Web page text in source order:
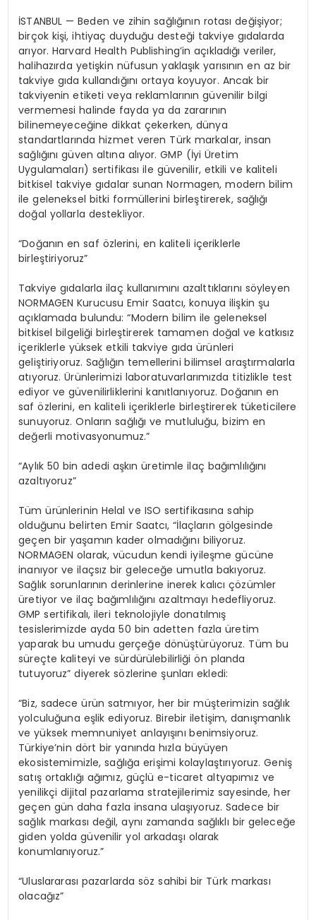
İSTANBUL — Beden ve zihin sağlığının rotası değişiyor;
birçok kişi, ihtiyaç duyduğu desteği takviye gıdalarda
arıyor. Harvard Health Publishing’in açıkladığı veriler,
halihazırda yetişkin nüfusun yaklaşık yarısının en az bir
takviye gıda kullandığını ortaya koyuyor. Ancak bir
takviyenin etiketi veya reklamlarının güvenilir bilgi
vermemesi halinde fayda ya da zararının
bilinemeyeceğine dikkat çekerken, dünya
standartlarında hizmet veren Türk markalar, insan
sağlığını güven altına alıyor. GMP (İyi Üretim
Uygulamaları) sertifikası ile güvenilir, etkili ve kaliteli
bitkisel takviye gıdalar sunan Normagen, modern bilim
ile geleneksel bitki formüllerini birleştirerek, sağlığı
doğal yollarla destekliyor.
“Doğanın en saf özlerini, en kaliteli içeriklerle
birleştiriyoruz”
Takviye gıdalarla ilaç kullanımını azalttıklarını söyleyen
NORMAGEN Kurucusu Emir Saatcı, konuya ilişkin şu
açıklamada bulundu: “Modern bilim ile geleneksel
bitkisel bilgeliği birleştirerek tamamen doğal ve katkısız
içeriklerle yüksek etkili takviye gıda ürünleri
geliştiriyoruz. Sağlığın temellerini bilimsel araştırmalarla
atıyoruz. Ürünlerimizi laboratuvarlarımızda titizlikle test
ediyor ve güvenilirliklerini kanıtlanıyoruz. Doğanın en
saf özlerini, en kaliteli içeriklerle birleştirerek tüketicilere
sunuyoruz. Onların sağlığı ve mutluluğu, bizim en
değerli motivasyonumuz.”
“Aylık 50 bin adedi aşkın üretimle ilaç bağımlılığını
azaltıyoruz”
Tüm ürünlerinin Helal ve ISO sertifikasına sahip
olduğunu belirten Emir Saatcı, “İlaçların gölgesinde
geçen bir yaşamın kader olmadığını biliyoruz.
NORMAGEN olarak, vücudun kendi iyileşme gücüne
inanıyor ve ilaçsız bir geleceğe umutla bakıyoruz.
Sağlık sorunlarının derinlerine inerek kalıcı çözümler
üretiyor ve ilaç bağımlılığını azaltmayı hedefliyoruz.
GMP sertifikalı, ileri teknolojiyle donatılmış
tesislerimizde ayda 50 bin adetten fazla üretim
yaparak bu umudu gerçeğe dönüştürüyoruz. Tüm bu
süreçte kaliteyi ve sürdürülebilirliği ön planda
tutuyoruz” diyerek sözlerine şunları ekledi:
“Biz, sadece ürün satmıyor, her bir müşterimizin sağlık
yolculuğuna eşlik ediyoruz. Birebir iletişim, danışmanlık
ve yüksek memnuniyet anlayışını benimsiyoruz.
Türkiye’nin dört bir yanında hızla büyüyen
ekosistemimizle, sağlığa erişimi kolaylaştırıyoruz. Geniş
satış ortaklığı ağımız, güçlü e-ticaret altyapımız ve
yenilikçi dijital pazarlama stratejilerimiz sayesinde, her
geçen gün daha fazla insana ulaşıyoruz. Sadece bir
sağlık markası değil, aynı zamanda sağlıklı bir geleceğe
giden yolda güvenilir yol arkadaşı olarak
konumlanıyoruz.”
“Uluslararası pazarlarda söz sahibi bir Türk markası
olacağız”